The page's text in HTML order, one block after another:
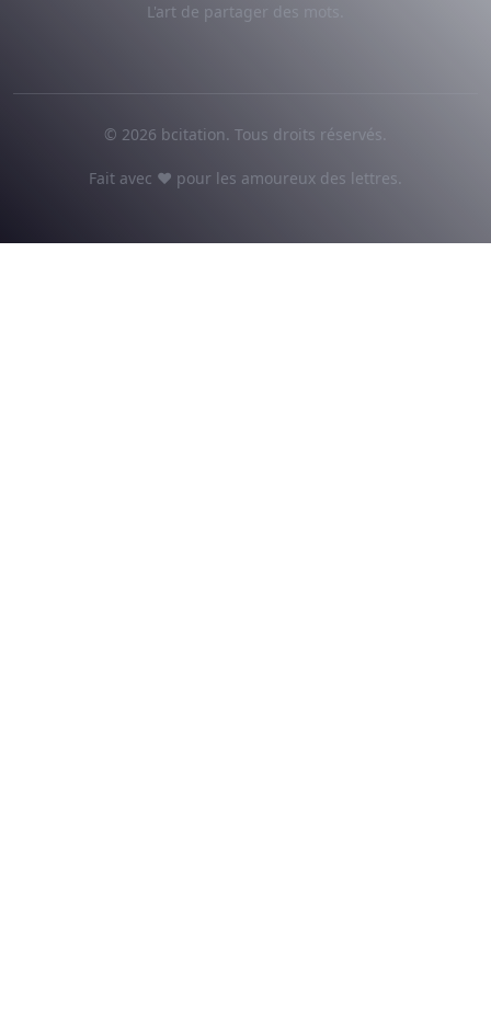
L'art de partager des mots.
© 2026 bcitation. Tous droits réservés.
Fait avec ♥ pour les amoureux des lettres.